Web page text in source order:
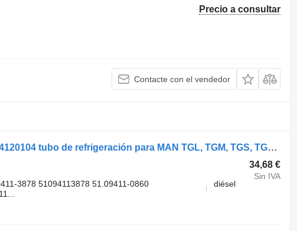
Precio a consultar
Contacte con el vendedor
MAN TGX 18.440 (01.07-) 51094120104 tubo de refrigeración para MAN TGL, TGM, TGS, TGX (2005-2021) camión
34,68 €
Sin IVA
3878 51094113878 51.09411-0860
diésel